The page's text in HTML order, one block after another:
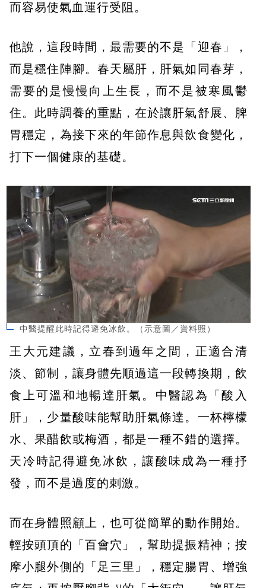
而容易使氣血運行受阻。
他說，這段時間，最需要的不是「迎春」，
而是穩住陣腳。春天屬肝，肝氣如同春芽，
需要的是慢慢向上生長，而不是被寒風鬱
住。此時調養的重點，在於讓肝氣舒展、脾
胃穩定，為接下來的年節作息與飲食變化，
打下一個健康的基礎。
中醫提醒此時記得避免冰飲。（示意圖／資料照）
王大元建議，立春到過年之間，正適合清
淡、節制，讓身體先順過這一段轉換期，飲
食上可溫和地暢達肝氣。中醫認為「酸入
肝」，少量酸味能幫助肝氣條達。一杯檸檬
水、果醋飲或梅酒，都是一種不錯的選擇。
天冷時記得避免冰飲，讓酸味成為一種抒
發，而不是過度的刺激。
而在身體照顧上，也可從簡單的動作開始。
輕按頭頂的「百會穴」，幫助提振精神；按
摩小腿外側的「足三里」，穩定腸胃、增強